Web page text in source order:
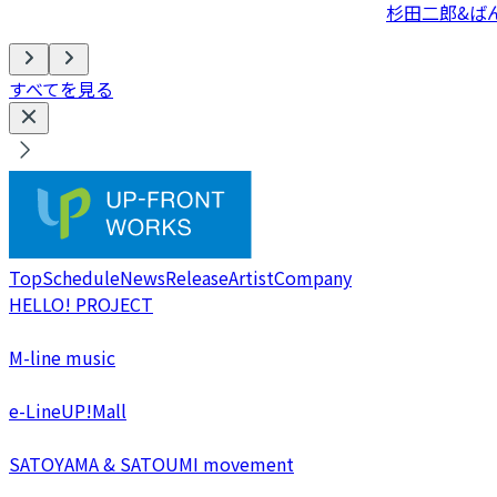
杉田二郎&ば
すべてを見る
TopScheduleNewsReleaseArtistCompany
HELLO! PROJECT
M-line music
e-LineUP!Mall
SATOYAMA & SATOUMI movement